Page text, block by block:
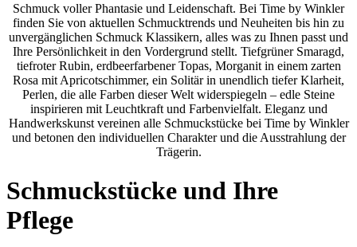
Schmuck voller Phantasie und Leidenschaft. Bei Time by Winkler
finden Sie von aktuellen Schmucktrends und Neuheiten bis hin zu
unvergänglichen Schmuck Klassikern, alles was zu Ihnen passt und
Ihre Persönlichkeit in den Vordergrund stellt. Tiefgrüner Smaragd,
tiefroter Rubin, erdbeerfarbener Topas, Morganit in einem zarten
Rosa mit Apricotschimmer, ein Solitär in unendlich tiefer Klarheit,
Perlen, die alle Farben dieser Welt widerspiegeln – edle Steine
inspirieren mit Leuchtkraft und Farbenvielfalt. Eleganz und
Handwerkskunst vereinen alle Schmuckstücke bei Time by Winkler
und betonen den individuellen Charakter und die Ausstrahlung der
Trägerin.
Schmuckstücke und Ihre
Pflege